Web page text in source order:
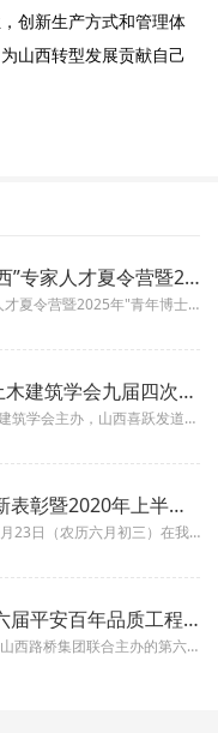
创新生产方式和管理体
山西转型发展贡献自己
喜跃发受邀参加“智汇山西”专家人才夏令营暨2025年&quo
8月26日，"智汇山西"太原专家人才夏令营暨2025年"青年博士太原行"活动在太...
喜跃发集团出席山西省土木建筑学会九届四次理事大会暨学术年会
2022年8月28日，由山西省土木建筑学会主办，山西喜跃发道路建设养护集团有限公司等承办的山西省土木建筑学会九届四次理事...
喜跃发集团2019年度创新表彰暨2020年上半年工作总结大会
2019年度创新表彰大会2020年7月23日（农历六月初三）在我国新冠肺炎疫情防控阻击战取得重大战略成果、全面建成小康社...
喜跃发集团受邀参加 第六届平安百年品质工程交流会
9月20-22日，由中国公路学会和山西路桥集团联合主办的第六届平安百年品质工程交流会暨山西昔榆高速绿色智慧双示范工程会议...